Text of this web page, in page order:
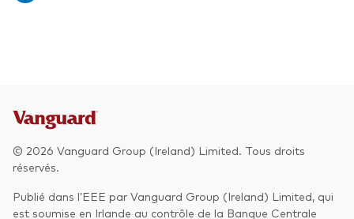
© 2026 Vanguard Group (Ireland) Limited. Tous droits
réservés.
Publié dans l’EEE par Vanguard Group (Ireland) Limited, qui
est soumise en Irlande au contrôle de la Banque Centrale